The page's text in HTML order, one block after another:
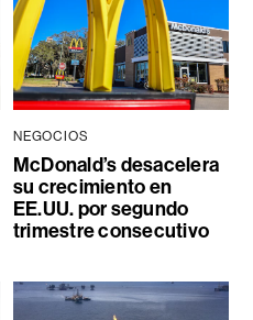
NEGOCIOS
McDonald’s desacelera
su crecimiento en
EE.UU. por segundo
trimestre consecutivo